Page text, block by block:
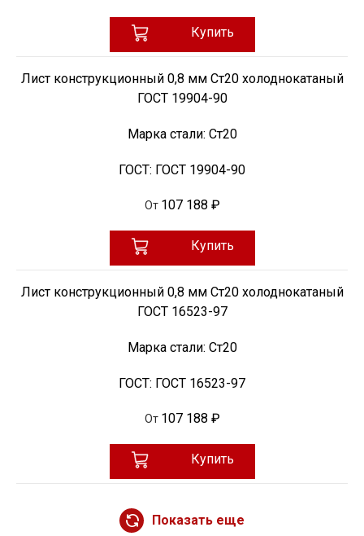
Купить
Лист конструкционный 0,8 мм Ст20 холоднокатаный
ГОСТ 19904-90
Марка стали: Ст20
ГОСТ: ГОСТ 19904-90
От 107 188 ₽
Купить
Лист конструкционный 0,8 мм Ст20 холоднокатаный
ГОСТ 16523-97
Марка стали: Ст20
ГОСТ: ГОСТ 16523-97
От 107 188 ₽
Купить
Показать еще